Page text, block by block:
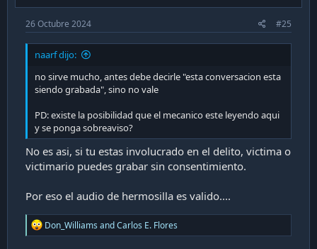
26 Octubre 2024 #25
naarf dijo:
no sirve mucho, antes debe decirle "esta conversacion esta
siendo grabada", sino no vale
PD: existe la posibilidad que el mecanico este leyendo aqui
y se ponga sobreaviso?
No es asi, si tu estas involucrado en el delito, victima o
victimario puedes grabar sin consentimiento.
Por eso el audio de hermosilla es valido....
R
e
Don_Williams andCarlos E. Flores